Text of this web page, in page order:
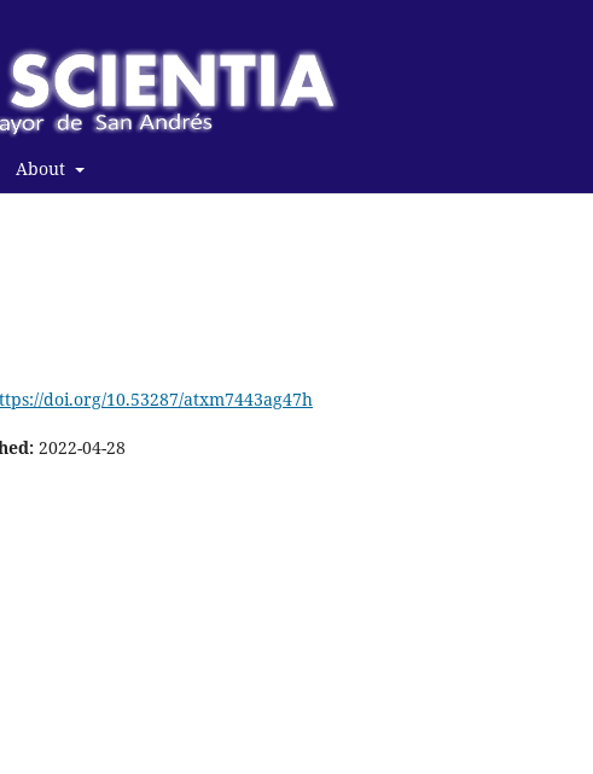
About
doi.org/10.53287/atxm7443ag47h
2022-04-28